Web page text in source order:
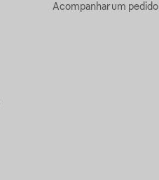
Acompanhar um pedido